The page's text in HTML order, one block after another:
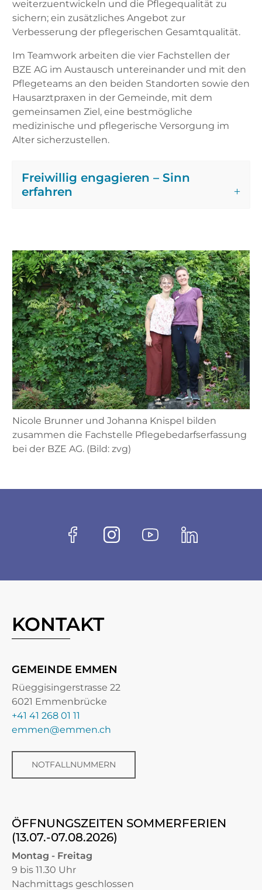
weiterzuentwickeln und die Pflegequalität zu
sichern; ein zusätzliches Angebot zur
Verbesserung der pflegerischen Gesamtqualität.
Im Teamwork arbeiten die vier Fachstellen der
BZE AG im Austausch untereinander und mit den
Pflegeteams an den beiden Standorten sowie den
Hausarztpraxen in der Gemeinde, mit dem
gemeinsamen Ziel, eine bestmögliche
medizinische und pflegerische Versorgung im
Alter sicherzustellen.
Freiwillig engagieren – Sinn
erfahren
Nicole Brunner und Johanna Knispel bilden
zusammen die Fachstelle Pflegebedarfserfassung
bei der BZE AG. (Bild: zvg)
Socials
FacebookInstagramYoutubeLinkedin
KONTAKT
GEMEINDE EMMEN
Rüeggisingerstrasse 22
6021 Emmenbrücke
+41 41 268 01 11
emmen@emmen.ch
NOTFALLNUMMERN
ÖFFNUNGSZEITEN SOMMERFERIEN
(13.07.-07.08.2026)
Montag - Freitag
9 bis 11.30 Uhr
Nachmittags geschlossen